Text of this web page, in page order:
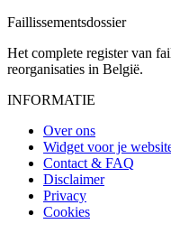
Faillissementsdossier
Het complete register van
reorganisaties in België.
INFORMATIE
Over ons
Widget voor je
Contact & FAQ
Disclaimer
Privacy
Cookies